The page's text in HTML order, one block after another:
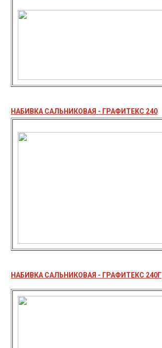
НАБИВКА САЛЬНИКОВАЯ - ГРАФИТЕКС 240
НАБИВКА САЛЬНИКОВАЯ - ГРАФИТЕКС 240Г